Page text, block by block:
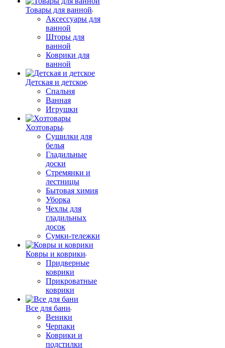
Товары для ванной
Аксессуары для
ванной
Шторы для
ванной
Коврики для
ванной
Детская и детское
Спальня
Ванная
Игрушки
Хозтовары
Сушилки для
белья
Гладильные
доски
Стремянки и
лестницы
Бытовая химия
Уборка
Чехлы для
гладильных
досок
Сумки-тележки
Ковры и коврики
Придверные
коврики
Прикроватные
коврики
Все для бани
Веники
Черпаки
Коврики и
подстилки